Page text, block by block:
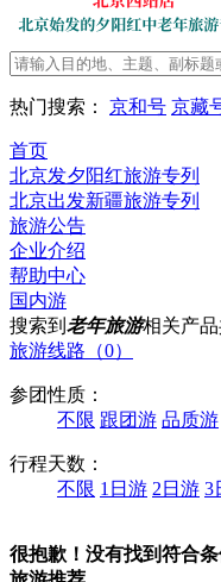
热门搜索： 京和号 京藏
首页
北京发夕阳红旅游专列
北京出发新疆旅游专列
旅游公告
企业介绍
帮助中心
国内游
搜索到 老年旅游相关产
旅游线路（0）
参团性质：
不限 跟团游 品质游
行程天数：
不限 1日游 2日游 3
很抱歉！没有找到符合